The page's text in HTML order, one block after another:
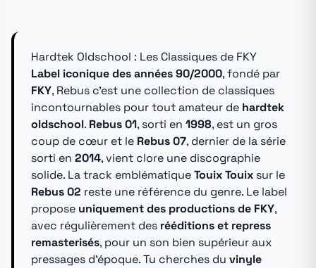
Hardtek Oldschool : Les Classiques de FKY
Label iconique des années 90/2000, fondé par
FKY, Rebus c'est une collection de classiques
incontournables pour tout amateur de hardtek
oldschool. Rebus 01, sorti en 1998, est un gros
coup de cœur et le Rebus 07, dernier de la série
sorti en 2014, vient clore une discographie
solide. La track emblématiqueTouix Touix sur le
Rebus 02 reste une référence du genre. Le label
propose uniquement des productions de FKY,
avec régulièrement des rééditions et repress
remasterisés, pour un son bien supérieur aux
pressages d'époque. Tu cherches du vinyle